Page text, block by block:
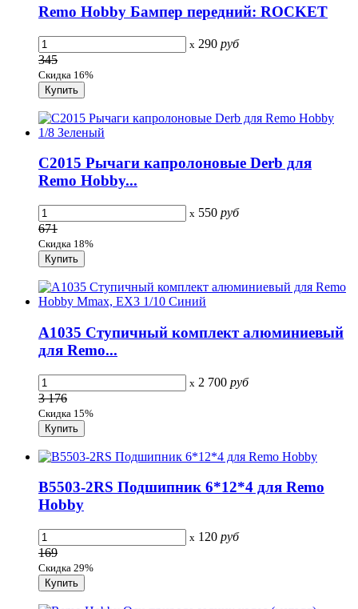
Remo Hobby Бампер передний: ROCKET
x 290 руб
345
Скидка 16%
C2015 Рычаги капролоновые Derb для
Remo Hobby...
x 550 руб
671
Скидка 18%
A1035 Ступичный комплект алюминиевый
для Remo...
x 2 700 руб
3 176
Скидка 15%
B5503-2RS Подшипник 6*12*4 для Remo
Hobby
x 120 руб
169
Скидка 29%